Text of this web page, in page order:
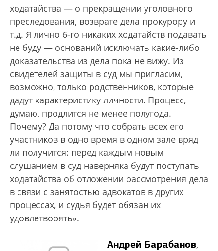
ходатайства — о прекращении уголовного
преследования, возврате дела прокурору и
т.д. Я лично 6-го никаких ходатайств подавать
не буду — оснований исключать какие-либо
доказательства из дела пока не вижу. Из
свидетелей защиты в суд мы пригласим,
возможно, только родственников, которые
дадут характеристику личности. Процесс,
думаю, продлится не менее полугода.
Почему? Да потому что собрать всех его
участников в одно время в одном зале вряд
ли получится: перед каждым новым
слушанием в суд наверняка будут поступать
ходатайства об отложении рассмотрения дела
в связи с занятостью адвокатов в других
процессах, и судья будет обязан их
удовлетворять».
Андрей Барабанов,